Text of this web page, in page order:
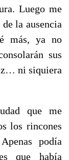
Luego me
la ausencia
más, ya no
sus
ni siquiera
que me
los rincones
podía
que había